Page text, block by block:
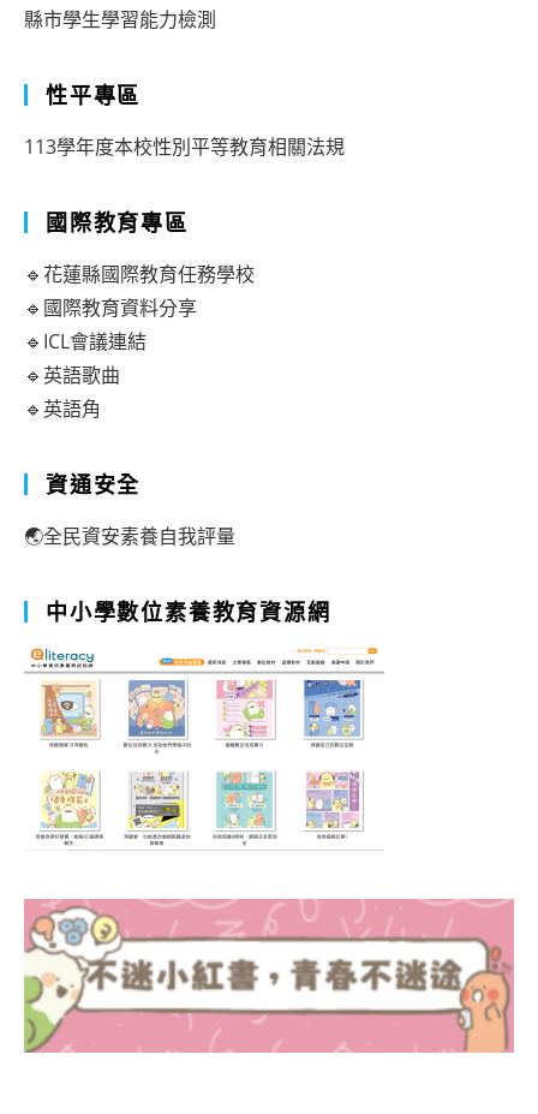
縣市學生學習能力檢測
性平專區
113學年度本校性別平等教育相關法規
國際教育專區
🔹花蓮縣國際教育任務學校
🔹國際教育資料分享
🔹ICL會議連結
🔹英語歌曲
🔹英語角
資通安全
🌏全民資安素養自我評量
中小學數位素養教育資源網